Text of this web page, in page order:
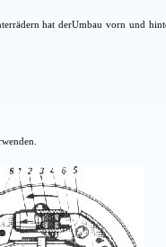
hat derUmbau vorn und